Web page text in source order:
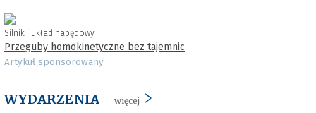
Silnik i układ napędowy
Przeguby homokinetyczne bez tajemnic
Artykuł sponsorowany
WYDARZENIA więcej